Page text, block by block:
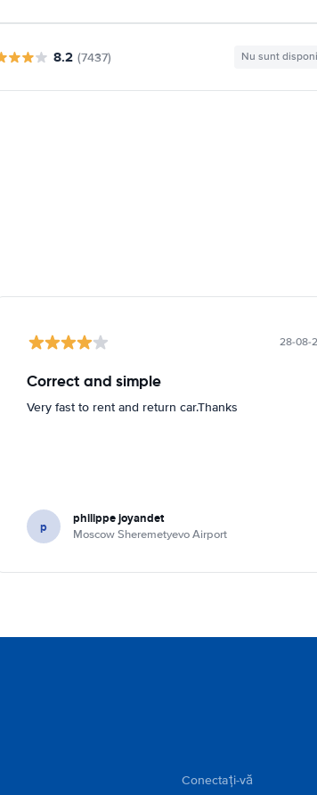
8.2 (7437) Nu sunt
28-08-
Correct and simple
Very fast to rent and return car.Thanks
p philippe joyandet
Moscow Sheremetyevo Airport
Conectați-vă